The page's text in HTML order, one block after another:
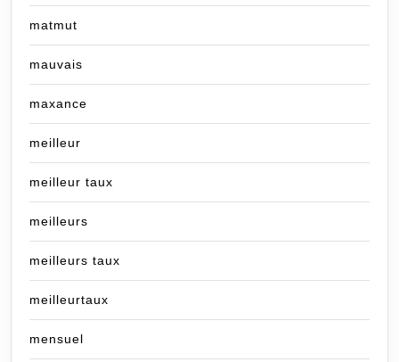
matmut
mauvais
maxance
meilleur
meilleur taux
meilleurs
meilleurs taux
meilleurtaux
mensuel